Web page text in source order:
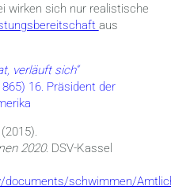
wirken sich nur realistische
aus
verläuft sich“
16. Präsident der
2020. DSV-Kassel
schwimmen/